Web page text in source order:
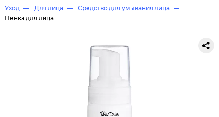
Уход Для лица
Средство для умывания лица
Пенка для лица